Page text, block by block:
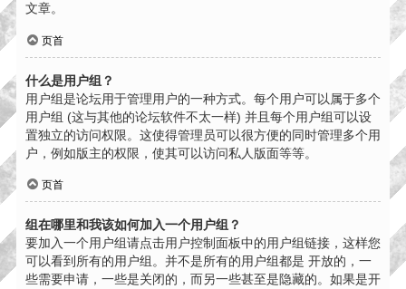
文章。
页首
什么是用户组？
用户组是论坛用于管理用户的一种方式。每个用户可以属于多个
用户组 (这与其他的论坛软件不太一样) 并且每个用户组可以设
置独立的访问权限。这使得管理员可以很方便的同时管理多个用
户，例如版主的权限，使其可以访问私人版面等等。
页首
组在哪里和我该如何加入一个用户组？
要加入一个用户组请点击用户控制面板中的用户组链接，这样您
可以看到所有的用户组。并不是所有的用户组都是 开放的，一
些需要申请，一些是关闭的，而另一些甚至是隐藏的。如果是开